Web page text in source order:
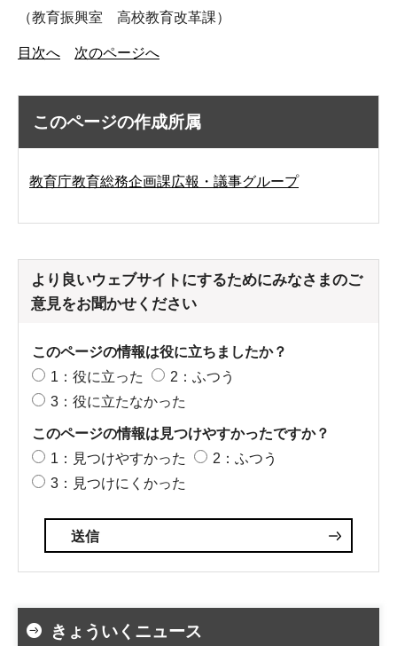
（教育振興室 高校教育改革課）
目次へ 次のページへ
このページの作成所属
教育庁教育総務企画課広報・議事グループ
より良いウェブサイトにするためにみなさまのご
意見をお聞かせください
このページの情報は役に立ちましたか？
1：役に立った
2：ふつう
3：役に立たなかった
このページの情報は見つけやすかったですか？
1：見つけやすかった
2：ふつう
3：見つけにくかった
きょういくニュース